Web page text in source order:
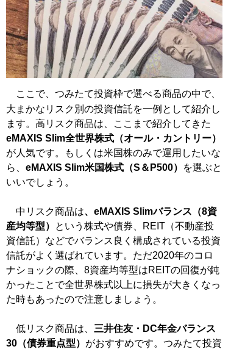
ここで、つみたて投資枠で選べる商品の中で、
大まかなリスク別の投資信託を一例として紹介し
ます。高リスク商品は、ここまで紹介してきた
eMAXIS Slim全世界株式（オール・カントリー）
が人気です。もしくは米国株のみで運用したいな
ら、 eMAXIS Slim米国株式（S＆P500）
を選ぶと
いいでしょう。
中リスク商品は、eMAXIS Slimバランス（8資
産均等型）
という株式や債券、REIT（不動産投
資信託）などでバランス良く構成されている投資
信託がよく選ばれています。ただ2020年のコロ
ナショックの際、8資産均等型はREITの回復が鈍
かったことで全世界株式以上に損失が大きくなっ
た時もあったので注意しましょう。
低リスク商品は、 三井住友・DC年金バランス
30（債券重点型） がおすすめです。つみたて投資